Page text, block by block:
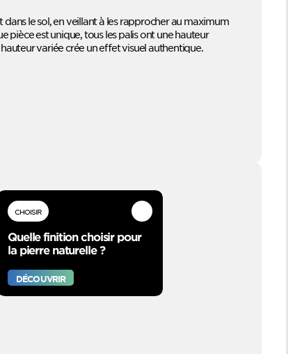
dans le sol, en veillant à les rapprocher au maximum
pièce est unique, tous les palis ont une hauteur
variée crée un effet visuel authentique.
CHOISIR
Quelle finition choisir pour
la pierre naturelle ?
DÉCOUVRIR